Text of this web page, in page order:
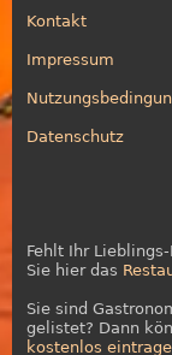
Kontakt
Impressum
Datenschutz
Fehlt Ihr
Sie hier das
Sie sind
gelistet? Dann
kostenlos